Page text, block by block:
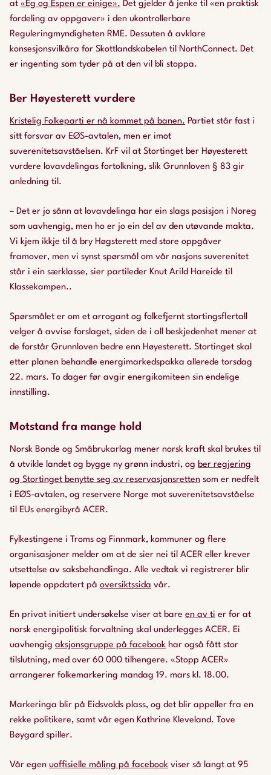
at «Eg og Espen er einige». Det gjelder å jenke til «en praktisk
fordeling av oppgaver» i den ukontrollerbare
Reguleringmyndigheten RME. Dessuten å avklare
konsesjonsvilkåra for Skottlandskabelen til NorthConnect. Det
er ingenting som tyder på at den vil bli stoppa.
Ber Høyesterett vurdere
Kristelig Folkeparti er nå kommet på banen. Partiet står fast i
sitt forsvar av EØS-avtalen, men er imot
suverenitetsavståelsen. KrF vil at Stortinget ber Høyesterett
vurdere lovavdelingas fortolkning, slik Grunnloven § 83 gir
anledning til.
– Det er jo sånn at lovavdelinga har ein slags posisjon i Noreg
som uavhengig, men ho er jo ein del av den utøvande makta.
Vi kjem ikkje til å bry Høgsterett med store oppgåver
framover, men vi synst spørsmål om vår nasjons suverenitet
står i ein særklasse, sier partileder Knut Arild Hareide til
Klassekampen..
Spørsmålet er om et arrogant og folkefjernt stortingsflertall
velger å avvise forslaget, siden de i all beskjedenhet mener at
de forstår Grunnloven bedre enn Høyesterett. Stortinget skal
etter planen behandle energimarkedspakka allerede torsdag
22. mars. To dager før avgir energikomiteen sin endelige
innstilling.
Motstand fra mange hold
Norsk Bonde og Småbrukarlag mener norsk kraft skal brukes til
å utvikle landet og bygge ny grønn industri, og ber regjering
og Stortinget benytte seg av reservasjonsretten som er nedfelt
i EØS-avtalen, og reservere Norge mot suverenitetsavståelse
til EUs energibyrå ACER.
Fylkestingene i Troms og Finnmark, kommuner og flere
organisasjoner melder om at de sier nei til ACER eller krever
utsettelse av saksbehandlinga. Alle vedtak vi registrerer blir
løpende oppdatert på oversiktssida vår.
En privat initiert undersøkelse viser at bare en av ti er for at
norsk energipolitisk forvaltning skal underlegges ACER. Ei
uavhengig aksjonsgruppe på facebook har også fått stor
tilslutning, med over 60 000 tilhengere. «Stopp ACER»
arrangerer folkemarkering mandag 19. mars kl. 18.00.
Markeringa blir på Eidsvolds plass, og det blir appeller fra en
rekke politikere, samt vår egen Kathrine Kleveland. Tove
Bøygard spiller.
Vår egen uoffisielle måling på facebook viser så langt at 95